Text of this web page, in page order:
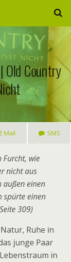
Old Country
Mail SMS
Furcht, wie
nicht aus
außen einen
spürte einen
309)
Ruhe in
junge Paar
in